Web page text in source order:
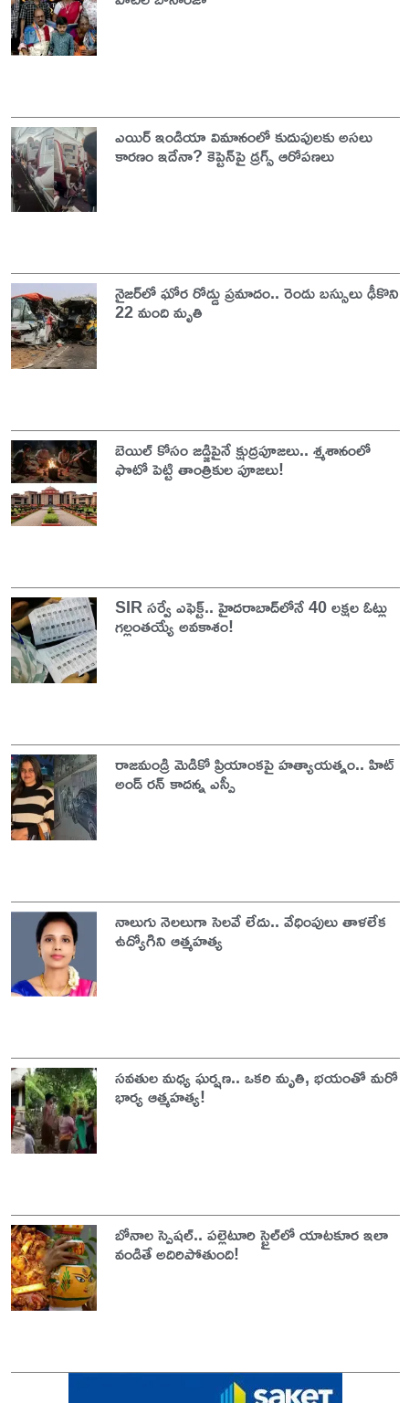
ఎయిర్ ఇండియా విమానంలో కుదుపులకు అసలు
కారణం ఇదేనా? కెప్టెన్‌పై డ్రగ్స్ ఆరోపణలు
నైజర్‌లో ఘోర రోడ్డు ప్రమాదం.. రెండు బస్సులు ఢీకొని
22 మంది మృతి
బెయిల్ కోసం జడ్జిపైనే క్షుద్రపూజలు.. శ్మశానంలో
ఫొటో పెట్టి తాంత్రికుల పూజలు!
SIR సర్వే ఎఫెక్ట్.. హైదరాబాద్‌లోనే 40 లక్షల ఓట్లు
గల్లంతయ్యే అవకాశం!
రాజమండ్రి మెడికో ప్రియాంకపై హత్యాయత్నం.. హిట్
అండ్ రన్ కాదన్న ఎస్పీ
నాలుగు నెలలుగా సెలవే లేదు.. వేధింపులు తాళలేక
ఉద్యోగిని ఆత్మహత్య
సవతుల మధ్య ఘర్షణ.. ఒకరి మృతి, భయంతో మరో
భార్య ఆత్మహత్య!
బోనాల స్పెషల్.. పల్లెటూరి స్టైల్‌లో యాటకూర ఇలా
వండితే అదిరిపోతుంది!